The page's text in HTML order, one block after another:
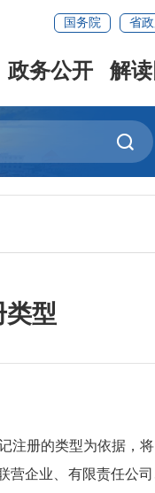
国务院 省
政务公开 解
型
册的类型为依据，
企业、有限责任公